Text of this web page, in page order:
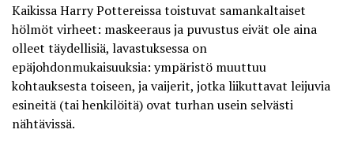
Kaikissa Harry Pottereissa toistuvat samankaltaiset
hölmöt virheet: maskeeraus ja puvustus eivät ole aina
olleet täydellisiä, lavastuksessa on
epäjohdonmukaisuuksia: ympäristö muuttuu
kohtauksesta toiseen, ja vaijerit, jotka liikuttavat leijuvia
esineitä (tai henkilöitä) ovat turhan usein selvästi
nähtävissä.